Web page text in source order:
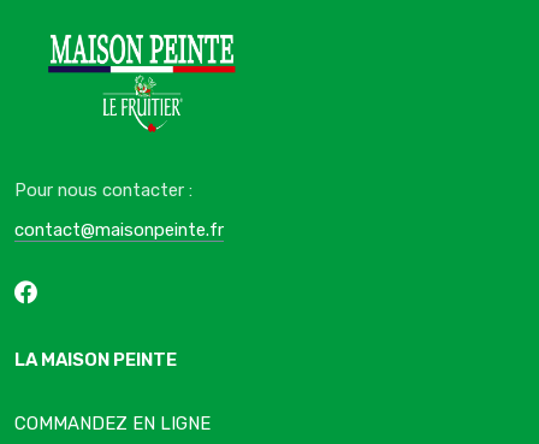
Pour nous contacter :
contact@maisonpeinte.fr
LA MAISON PEINTE
COMMANDEZ EN LIGNE